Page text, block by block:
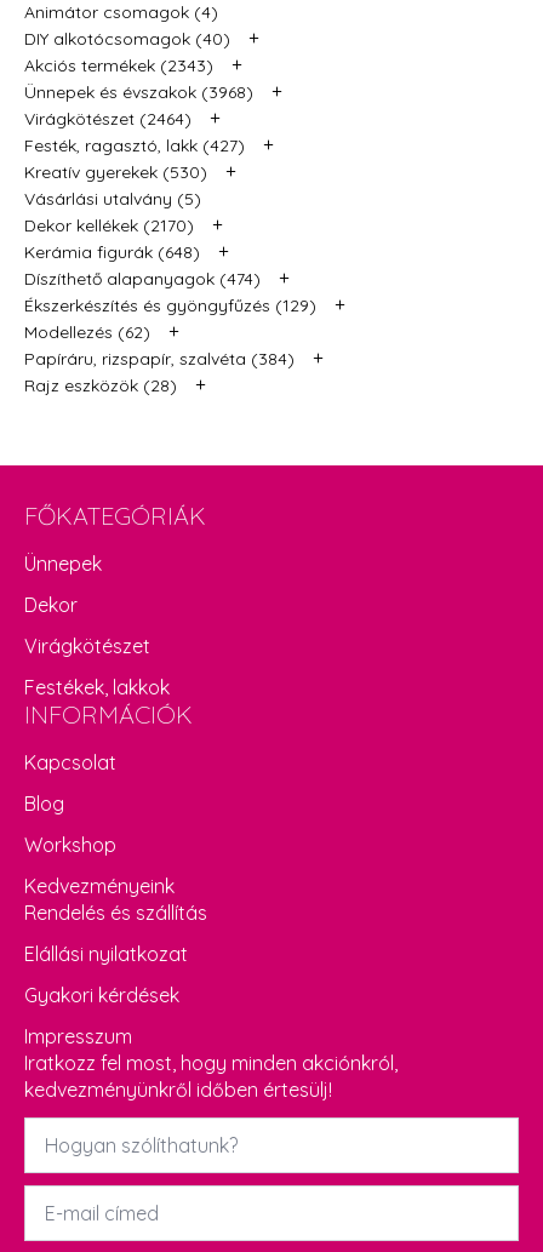
Animátor csomagok (4)
DIY alkotócsomagok (40)
+
Akciós termékek (2343) +
Ünnepek és évszakok (3968) +
Virágkötészet (2464) +
Festék, ragasztó, lakk (427) +
Kreatív gyerekek (530) +
Vásárlási utalvány (5)
Dekor kellékek (2170)
+
Kerámia figurák (648) +
Díszíthető alapanyagok (474) +
Ékszerkészítés és gyöngyfűzés (129) +
Modellezés (62) +
Papíráru, rizspapír, szalvéta (384) +
Rajz eszközök (28) +
FŐKATEGÓRIÁK
Ünnepek
Dekor
Virágkötészet
Festékek, lakkok
INFORMÁCIÓK
Kapcsolat
Blog
Workshop
Kedvezményeink
Rendelés és szállítás
Elállási nyilatkozat
Gyakori kérdések
Impresszum
Iratkozz fel most, hogy minden akciónkról,
kedvezményünkről időben értesülj!
Név
Email